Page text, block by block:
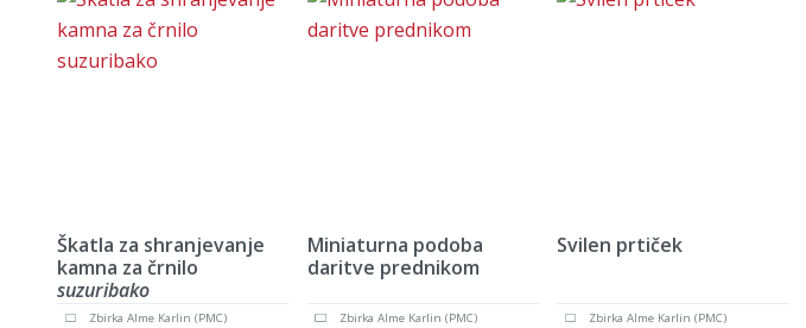
Škatla za shranjevanje
kamna za črnilo
suzuribako
Zbirka Alme Karlin (PMC)
Miniaturna podoba
daritve prednikom
Zbirka Alme Karlin (PMC)
Svilen prtiček
Zbirka Alme Karlin (PMC)